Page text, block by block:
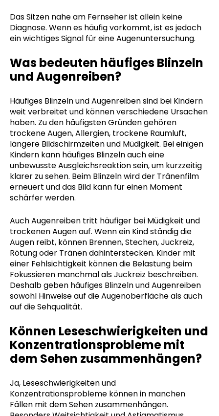
Das Sitzen nahe am Fernseher ist allein keine
Diagnose. Wenn es häufig vorkommt, ist es jedoch
ein wichtiges Signal für eine Augenuntersuchung.
Was bedeuten häufiges Blinzeln
und Augenreiben?
Häufiges Blinzeln und Augenreiben sind bei Kindern
weit verbreitet und können verschiedene Ursachen
haben. Zu den häufigsten Gründen gehören
trockene Augen, Allergien, trockene Raumluft,
längere Bildschirmzeiten und Müdigkeit. Bei einigen
Kindern kann häufiges Blinzeln auch eine
unbewusste Ausgleichsreaktion sein, um kurzzeitig
klarer zu sehen. Beim Blinzeln wird der Tränenfilm
erneuert und das Bild kann für einen Moment
schärfer werden.
Auch Augenreiben tritt häufiger bei Müdigkeit und
trockenen Augen auf. Wenn ein Kind ständig die
Augen reibt, können Brennen, Stechen, Juckreiz,
Rötung oder Tränen dahinterstecken. Kinder mit
einer Fehlsichtigkeit können die Belastung beim
Fokussieren manchmal als Juckreiz beschreiben.
Deshalb geben häufiges Blinzeln und Augenreiben
sowohl Hinweise auf die Augenoberfläche als auch
auf die Sehqualität.
Können Leseschwierigkeiten und
Konzentrationsprobleme mit
dem Sehen zusammenhängen?
Ja, Leseschwierigkeiten und
Konzentrationsprobleme können in manchen
Fällen mit dem Sehen zusammenhängen.